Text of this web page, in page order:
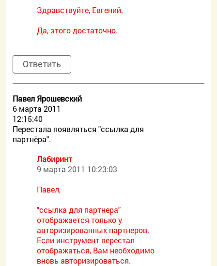
Здравствуйте, Евгений.
Да, этого достаточно.
Ответить
Павел Ярошевский
6 марта 2011
12:15:40
Перестала появляться "ссылка для
партнёра".
Лабиринт
9 марта 2011 10:23:03
Павел,
"ссылка для партнера"
отображается только у
авторизированных партнеров.
Если инструмент перестал
отображаться, Вам необходимо
вновь авторизироваться.